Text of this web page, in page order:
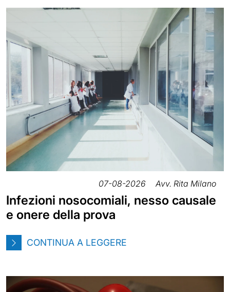
07-08-2026 Avv. Rita Milano
Infezioni nosocomiali, nesso causale
e onere della prova
CONTINUA A LEGGERE